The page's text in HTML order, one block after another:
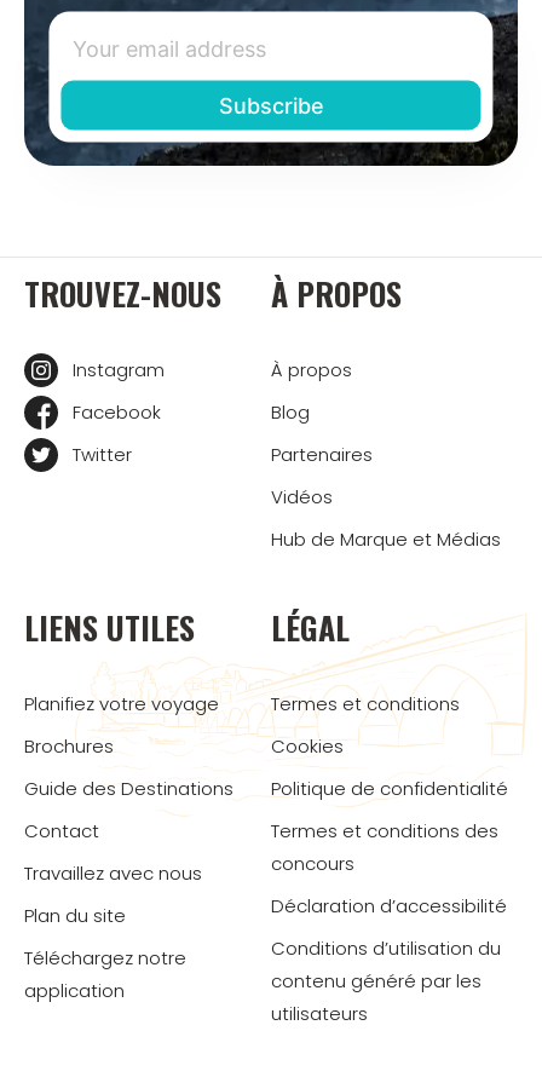
TROUVEZ-NOUS
Instagram
Facebook
Twitter
À PROPOS
À propos
Blog
Partenaires
Vidéos
Hub de Marque et Médias
LIENS UTILES
Planifiez votre voyage
Brochures
Guide des Destinations
Contact
Travaillez avec nous
Plan du site
Téléchargez notre
application
LÉGAL
Termes et conditions
Cookies
Politique de confidentialité
Termes et conditions des
concours
Déclaration d’accessibilité
Conditions d’utilisation du
contenu généré par les
utilisateurs